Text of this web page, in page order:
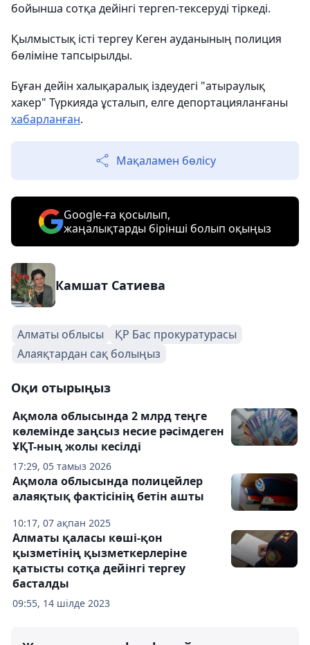
бойынша сотқа дейінгі тергеп-тексеруді тіркеді.
Қылмыстық істі тергеу Кеген ауданының полиция
бөліміне тапсырылды.
Бұған дейін халықаралық іздеудегі "атыраулық
хакер" Түркияда ұсталып, елге депортацияланғаны
хабарланған.
Мақаламен бөлісу
Google-ға қосылып,
жаңалықтарды бірінші болып оқыңыз
Камшат Сатиева
Алматы облысы
ҚР Бас прокуратурасы
Алаяқтардан сақ болыңыз
Оқи отырыңыз
17:29, 05 тамыз 2026
Ақмола облысында 2 млрд теңге
көлемінде заңсыз несие рәсімдеген
ҰҚТ-ның жолы кесілді
10:17, 07 ақпан 2025
Ақмола облысында полицейлер
алаяқтық фактісінің бетін ашты
09:55, 14 шілде 2023
Алматы қаласы көші-қон
қызметінің қызметкерлеріне
қатысты сотқа дейінгі тергеу
басталды